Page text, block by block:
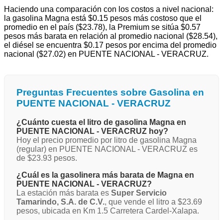
Haciendo una comparación con los costos a nivel nacional:
la gasolina Magna está $0.15 pesos más costoso que el
promedio en el país ($23.78), la Premium se sitúa $0.57
pesos más barata en relación al promedio nacional ($28.54),
el diésel se encuentra $0.17 pesos por encima del promedio
nacional ($27.02) en PUENTE NACIONAL - VERACRUZ.
Preguntas Frecuentes sobre Gasolina en
PUENTE NACIONAL - VERACRUZ
¿Cuánto cuesta el litro de gasolina Magna en
PUENTE NACIONAL - VERACRUZ hoy?
Hoy el precio promedio por litro de gasolina Magna
(regular) en PUENTE NACIONAL - VERACRUZ es
de $23.93 pesos.
¿Cuál es la gasolinera más barata de Magna en
PUENTE NACIONAL - VERACRUZ?
La estación más barata es Super Servicio
Tamarindo, S.A. de C.V., que vende el litro a $23.69
pesos, ubicada en Km 1.5 Carretera Cardel-Xalapa.